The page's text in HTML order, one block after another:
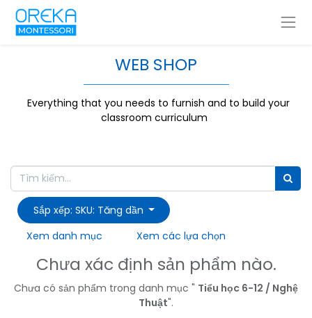
WEB SHOP
Everything that you needs to furnish and to build your
classroom curriculum
Sắp xếp: SKU: Tăng dần
Xem danh mục
Xem các lựa chọn
Chưa xác định sản phẩm nào.
Chưa có sản phẩm trong danh mục " Tiểu học 6-12 / Nghệ
Thuật".